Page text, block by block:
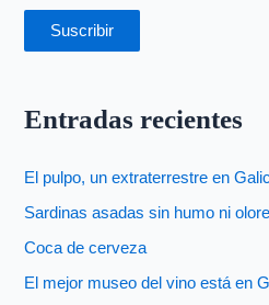
Suscribir
Entradas recientes
El pulpo, un extraterrestre en
Sardinas asadas sin humo ni
Coca de cerveza
El mejor museo del vino está en